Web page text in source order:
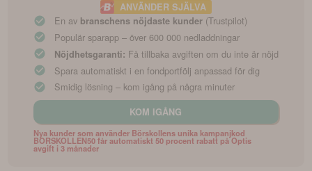
ANVÄNDER SJÄLVA
En av branschens nöjdaste kunder (Trustpilot)
Populär sparapp – över 600 000 nedladdningar
Nöjdhetsgaranti: Få tillbaka avgiften om du inte är nöjd
Spara automatiskt i en fondportfölj anpassad för dig
Smidig lösning – kom igång på några minuter
KOM IGÅNG
Nya kunder som använder Börskollens unika kampanjkod
BORSKOLLEN50 får automatiskt 50 procent rabatt på Optis
avgift i 3 månader